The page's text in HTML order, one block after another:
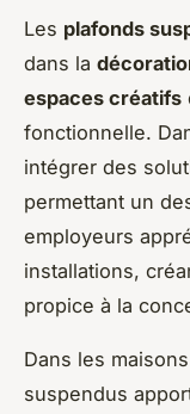
Les plafonds
dans la
espaces créatifs
fonctionnelle.
intégrer des
permettant un
employeurs
installations,
propice à la
Dans les
suspendus